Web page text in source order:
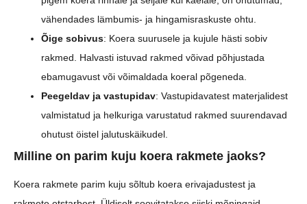
vähendades lämbumis- ja hingamisraskuste ohtu.
Õige sobivus: Koera suurusele ja kujule hästi sobiv
rakmed. Halvasti istuvad rakmed võivad põhjustada
ebamugavust või võimaldada koeral põgeneda.
Peegeldav ja vastupidav: Vastupidavatest materjalidest
valmistatud ja helkuriga varustatud rakmed suurendavad
ohutust öistel jalutuskäikudel.
Milline on parim kuju koera rakmete jaoks?
Koera rakmete parim kuju sõltub koera erivajadustest ja